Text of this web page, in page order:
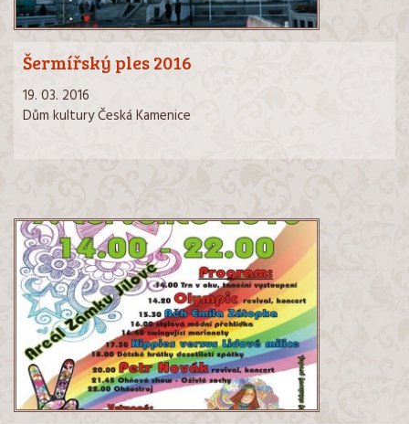
Šermířský ples 2016
19. 03. 2016
Dům kultury Česká Kamenice